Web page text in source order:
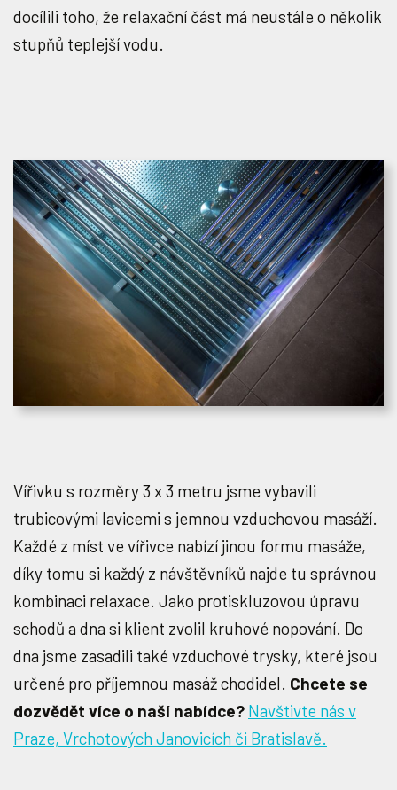
docílili toho, že relaxační část má neustále o několik
stupňů teplejší vodu.
Vířivku s rozměry 3 x 3 metru jsme vybavili
trubicovými lavicemi s jemnou vzduchovou masáží.
Každé z míst ve vířivce nabízí jinou formu masáže,
díky tomu si každý z návštěvníků najde tu správnou
kombinaci relaxace. Jako protiskluzovou úpravu
schodů a dna si klient zvolil kruhové nopování. Do
dna jsme zasadili také vzduchové trysky, které jsou
určené pro příjemnou masáž chodidel. Chcete se
dozvědět více o naší nabídce? Navštivte nás v
Praze, Vrchotových Janovicích či Bratislavě.